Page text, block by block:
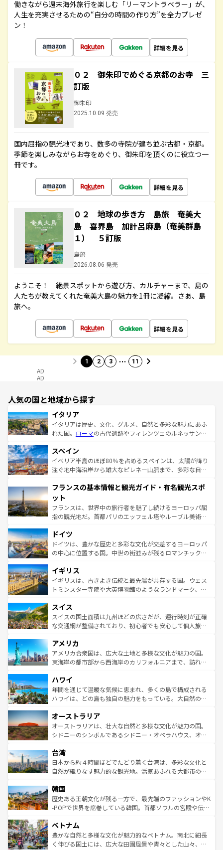
働きながら週末海外旅行を楽しむ「リーマントラベラー」が、
人生を充実させるための“自分の時間の作り方”を全力プレゼ
ン！
詳細を見る
０２ 御朱印でめぐる京都のお寺 三
訂版
御朱印
2025.10.09 発売
国内屈指の観光地であり、数多の寺院が建ち並ぶ古都・京都。
季節を楽しみながらお寺をめぐり、御朱印を頂くのに役立つ一
冊です。
詳細を見る
０２ 地球の歩き方 島旅 奄美大
島 喜界島 加計呂麻島（奄美群島
１） ５訂版
島旅
2026.08.06 発売
ようこそ！ 絶景スポットから遊び方、カルチャーまで、島の
人たちが教えてくれた奄美大島の魅力を1冊に凝縮。さあ、島
旅へ。
詳細を見る
1 2 3 … 11
AD
AD
人気の国と地域から探す
イタリア
イタリアは歴史、文化、グルメ、自然と多彩な魅力にあふ
れた国。 ローマの古代遺跡やフィレンツェのルネッサンス
ろん、トスカーナの美しい田園風景やアマルフィ海岸の絶
景など、自然景観も見逃せない。観光の合間には、本場の
ピザやパスタなど、絶品のイタリア料理を堪能することも
ませてくれるイタリアで、忘れられない旅をしてみよう！
なお、新着のイタリア情報は
しい。
スペイン
イベリア半島のほぼ80％を占めるスペインは、太陽が降り
注ぐ地中海沿岸から雄大なピレネー山脈まで、多彩な自然
文化が根付くこの国では、情熱的なフラメンコ、熱気あふ
れる闘牛、そして美味しいタパスが生活の一部となってい
る。首都マドリードの洗練された雰囲気や、バルセロナの
アートに溢れた街角から、地方では古代ローマ遺跡や中世
せる。地方によって風土や気候が異なるスペインはその個
性で訪れる人を魅了する。 なお、新着のスペイン情報は コ
ンテンツ一覧を参照してほしい。
フランスの基本情報と観光ガイド・有名観光スポ
ット
フランスは、世界中の旅行者を魅了し続けるヨーロッパ屈
指の観光地だ。首都パリのエッフェル塔やルーブル美術館
で、幅広い魅力が詰まっている。華麗な宮殿、歴史的な大
聖堂、美しいビーチ、そして豊かな自然が、訪れる者を心
から魅了する。また、フランスは美食の国としても知ら
いる。シャンパンの発祥地であるランス、プロヴァンスの
香り高いラベンダー畑など、多彩な楽しみ方が可能だ。さ
らに、パリ以外の地域にも魅力が溢れており、どの街角に
れる地方に足を運ぶとそれぞれで全く異なる文化を体験で
きるだろう。 なお、新着のフランス情報はコンテンツ一覧
を参照してほしい。
ドイツ
ドイツは、豊かな歴史と多彩な文化が交差するヨーロッパ
の中心に位置する国。中世の街並みが残るロマンチック街
顔を持つこの国は、どこを歩いても飽きることがない。ベ
ルリンの文化的活気、バイエルン州のアルプスの絶景、そ
してライン川沿いのワイン畑といった風景は必見。ビール
は、お酒好きな人にはぜひ体験してほしい。 なお、新着の
ドイツ情報はコンテンツ一覧を参照してほしい。
イギリス
イギリスは、古きよき伝統と最先端が共存する国。ウェス
トミンスター寺院や大英博物館のようなランドマーク、歴
リアごとに異なる魅力がある。また、優雅なアフタヌーン
ティー、ビール好きにはたまらない英国パブ、サッカー観
戦など、本場だからこそできる体験も豊富。イギリスを旅
ンツ一覧を参照してほしい。
スイス
スイスの国土面積は九州ほどの広さだが、運行時刻が正確
な交通網が整備されており、初心者でも安心して個人旅行
の建物がそのまま残る町や、スイスならではのユニークな
博物館もあり、アルプス観光だけでなく町歩きも満喫する
ことができる。国民の所得が高いため物価も高いが、旅行
ば市内交通費無料で観光を楽しむこともできる。 なお、新
着のスイス情報はコンテンツ一覧 を参照してほしい。
アメリカ
アメリカ合衆国は、広大な土地と多様な文化が魅力の国。
東海岸の都市部から西海岸のカリフォルニアまで、訪れる
のような巨大都市は、観光、ショッピング、エンターテイ
ンメントが詰まった刺激的なスポットだ。一方、アメリカ
西部には大自然が広がり、グランドキャニオンやイエロー
部のニューオーリンズでは、音楽と美食が融合した独特の
文化が魅力。旅行者はアメリカの各地域で異なる魅力を楽
しみながら、その多様性と豊かな歴史を感じることができ
ならではの贅沢な旅のスタイルだ。 なお、新着のアメリカ
情報はコンテンツ一覧を参照してほしい。
ハワイ
年間を通じて温暖な気候に恵まれ、多くの島で構成される
ハワイは、どの島も独自の魅力をもっている。大自然の神
ワイ島は見逃せない。また、定番の観光地といえばオアフ
島だが、静かな自然を求めるならマウイ島やカウアイ島が
おすすめ。エメラルドグリーンに輝く海をはじめ、豊かな
れるおもてなしの心で訪れる人々を迎えてくれるハワイの
人々、おいしいローカルフードやハワイアンミュージッ
ク、伝統的なフラダンスなど、すべてがハワイの魅力を彩
ワイを、存分に味わってほしい。 なお、新着のハワイ情報
はコンテンツ一覧を参照してほしい。
オーストラリア
オーストラリアは、壮大な自然と多様な文化が魅力の国。
シドニーのシンボルであるシドニー・オペラハウス、オー
リアリーフや大陸中央部にそびえるウルル（エアーズロッ
ク）、タスマニアの美しい原生林やケアンズの熱帯雨林な
ど、見どころがたくさん。また、カフェやワイン、オージ
いる。アクティビティも充実しており、サーフィンやダイ
ビング、ハイキングなど、アウトドア好きにはたまらな
い。オーストラリアの多彩な魅力を存分に味わいつくそ
参照してほしい。
台湾
日本から約４時間ほどでたどり着く台湾は、多彩な文化と
自然が織りなす魅力的な観光地。活気あふれる大都市の台
ン）、静ひつな山岳地帯である台湾東部など、都市の喧騒
と山間の静けさが共存しており、訪れる人に新しい発見と
驚きをもたらしてくれる。また、奥深い台湾の食文化も魅
容にもいいと評判のスイーツなど、バラエティ豊かな料理
が味わえる。 なお、新着の台湾情報は コンテンツ一覧を参
照してほしい。
韓国
歴史ある王朝文化が残る一方で、最先端のファッションやK
-POPで世界を席巻している韓国。首都ソウルの宮殿や伝統
き、地方に足を延ばせば四季折々の自然美を楽しむことが
できる。そして、キムチや焼肉、絶品のストリートフード
まで、さまざまな韓国料理が待っている。夜には、韓国な
ベトナム
豊かな自然と多様な文化が魅力的なベトナム。南北に細長
く伸びる国土には、広大な田園風景や青々とした山々、世